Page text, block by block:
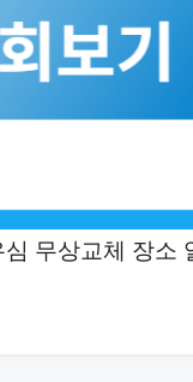
심 무상교체 장소